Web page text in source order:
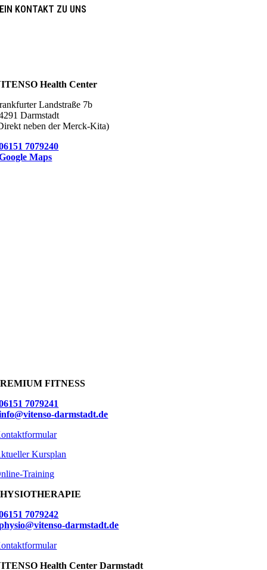
KONTAKT ZU UNS
Health Center
Landstraße 7b
Darmstadt
neben der Merck-Kita)
7079240
Maps
FITNESS
7079241
darmstadt.de
Kursplan
Training
7079242
darmstadt.de
Health Center Darmstadt